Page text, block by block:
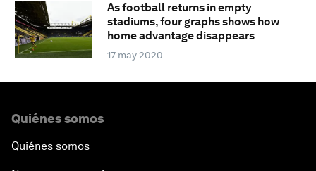
As football returns in empty
stadiums, four graphs shows how
home advantage disappears
17 may 2020
Quiénes somos
Quiénes somos